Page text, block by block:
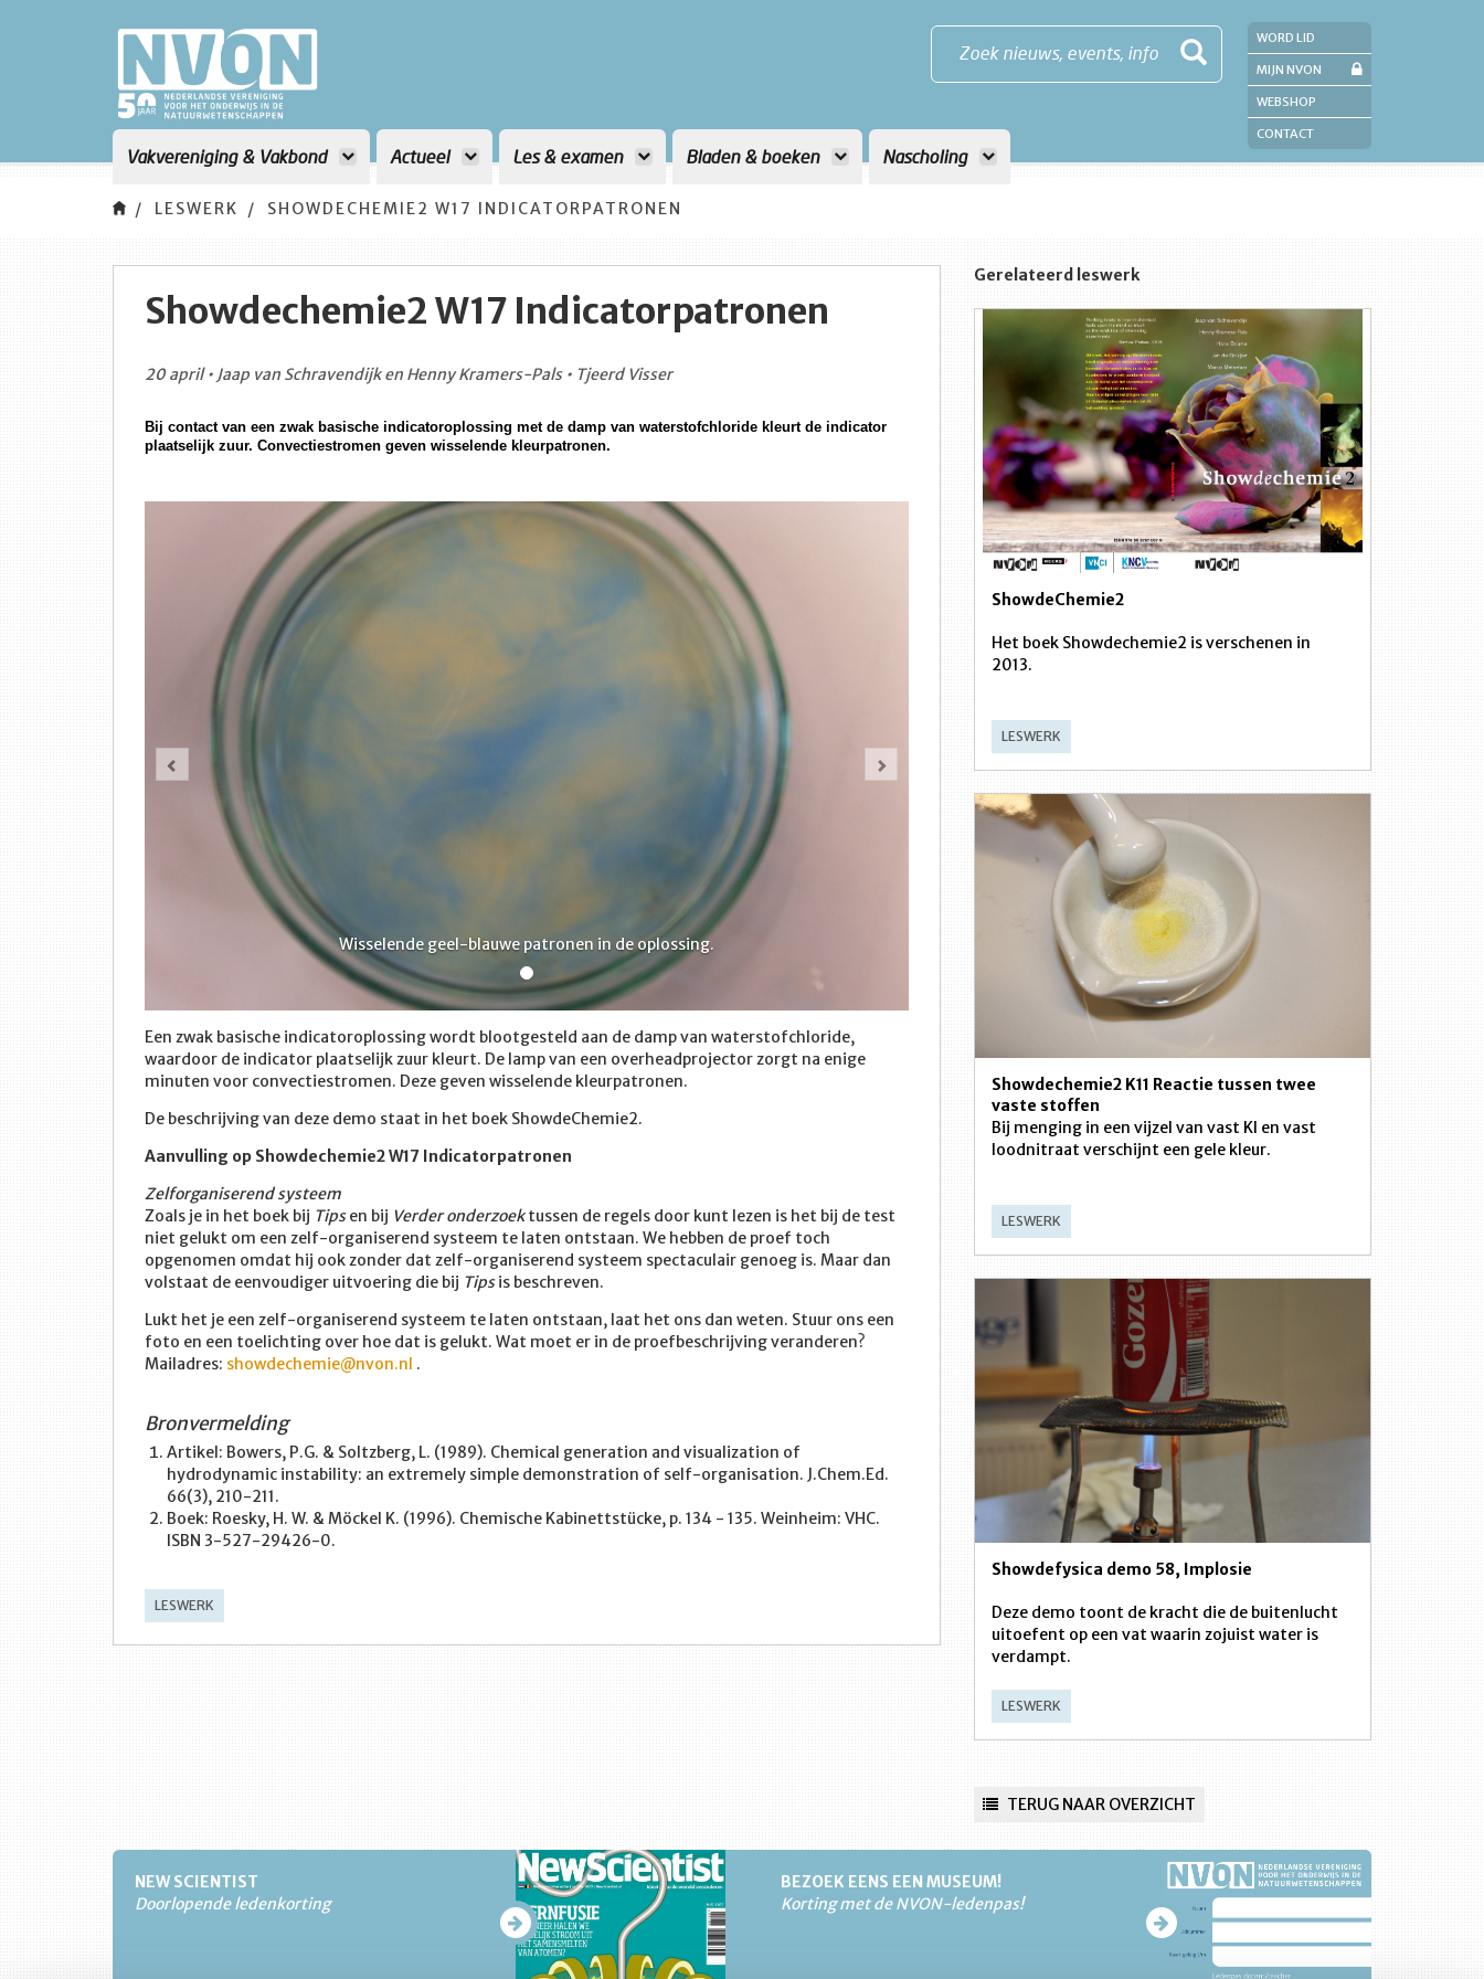
Zoek nieuws, events, info
Vakvereniging & Vakbond Actueel Les & examen Bladen & boeken Nascholing
WORD LID
MIJN NVON
WEBSHOP
CONTACT
LESWERK SHOWDECHEMIE2 W17 INDICATORPATRONEN
Showdechemie2 W17 Indicatorpatronen
20 april • Jaap van Schravendijk en Henny Kramers-Pals • Tjeerd Visser
Bij contact van een zwak basische indicatoroplossing met de damp van waterstofchloride kleurt de indicator
plaatselijk zuur. Convectiestromen geven wisselende kleurpatronen.
Wisselende geel-blauwe patronen in de oplossing.
Vorige Volgende
Een zwak basische indicatoroplossing wordt blootgesteld aan de damp van waterstofchloride,
waardoor de indicator plaatselijk zuur kleurt. De lamp van een overheadprojector zorgt na enige
minuten voor convectiestromen. Deze geven wisselende kleurpatronen.
De beschrijving van deze demo staat in het boek ShowdeChemie2.
Aanvulling op Showdechemie2 W17 Indicatorpatronen
Zelforganiserend systeem
Zoals je in het boek bij Tipsen bij Verder onderzoektussen de regels door kunt lezen is het bij de test
niet gelukt om een zelf-organiserend systeem te laten ontstaan. We hebben de proef toch
opgenomen omdat hij ook zonder dat zelf-organiserend systeem spectaculair genoeg is. Maar dan
volstaat de eenvoudiger uitvoering die bij Tipsis beschreven.
Lukt het je een zelf-organiserend systeem te laten ontstaan, laat het ons dan weten. Stuur ons een
foto en een toelichting over hoe dat is gelukt. Wat moet er in de proefbeschrijving veranderen?
Mailadres: showdechemie@nvon.nl .
Bronvermelding
Artikel: Bowers, P.G. & Soltzberg, L. (1989). Chemical generation and visualization of
hydrodynamic instability: an extremely simple demonstration of self-organisation. J.Chem.Ed.
66(3), 210-211.
Boek: Roesky, H. W. & Möckel K. (1996). Chemische Kabinettstücke, p. 134 - 135. Weinheim: VHC.
ISBN 3-527-29426-0.
LESWERK
Gerelateerd leswerk
ShowdeChemie2
Het boek Showdechemie2 is verschenen in
2013.
LESWERK
Showdechemie2 K11 Reactie tussen twee
vaste stoffen
Bij menging in een vijzel van vast KI en vast
loodnitraat verschijnt een gele kleur.
LESWERK
Showdefysica demo 58, Implosie
Deze demo toont de kracht die de buitenlucht
uitoefent op een vat waarin zojuist water is
verdampt.
LESWERK
TERUG NAAR OVERZICHT
NEW SCIENTIST
Doorlopende ledenkorting
BEZOEK EENS EEN MUSEUM!
Korting met de NVON-ledenpas!